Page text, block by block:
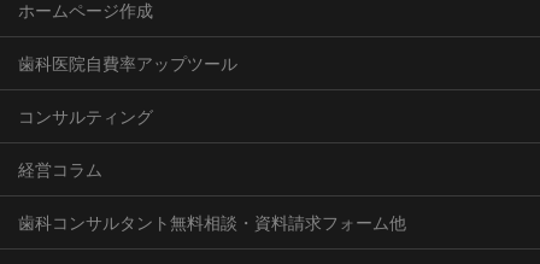
ホームページ作成
歯科医院自費率アップツール
コンサルティング
経営コラム
歯科コンサルタント無料相談・資料請求フォーム他